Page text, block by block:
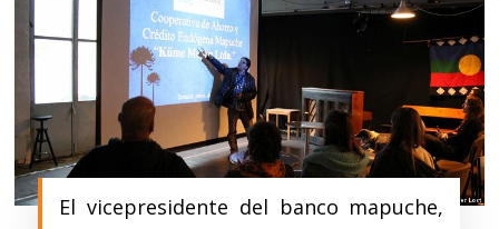
El vicepresidente del banco mapuche,